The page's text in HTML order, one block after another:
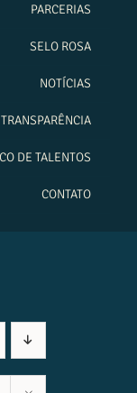
PARCERIAS
SELO ROSA
NOTÍCIAS
TRANSPARÊNCIA
DE TALENTOS
CONTATO